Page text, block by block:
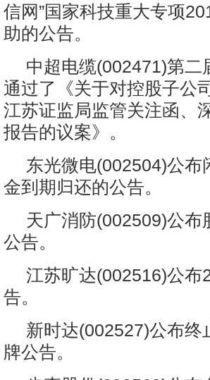
信网”国家科技重大专项
助的公告。
中超电缆(002471)第
通过了《关于对控股子公
江苏证监局监管关注函、
报告的议案》。
东光微电(002504)公
金到期归还的公告。
天广消防(002509)公
公告。
江苏旷达(002516)公
告。
新时达(002527)公布
牌公告。